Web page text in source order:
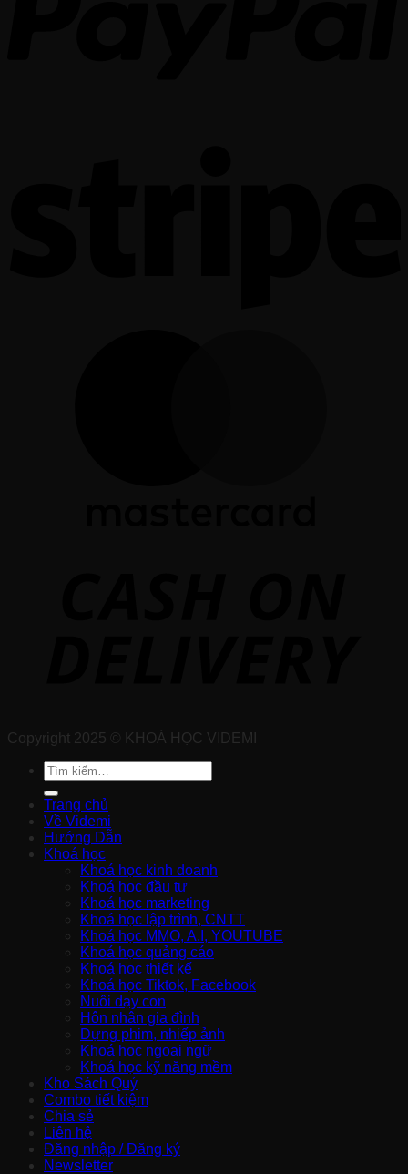
Copyright 2025 © KHOÁ HỌC VIDEMI
Tìm
kiếm:
Trang chủ
Về Videmi
Hướng Dẫn
Khoá học
Khoá học kinh doanh
Khoá học đầu tư
Khoá học marketing
Khoá học lập trình, CNTT
Khoá học MMO, A.I, YOUTUBE
Khoá học quảng cáo
Khoá học thiết kế
Khoá học Tiktok, Facebook
Nuôi dạy con
Hôn nhân gia đình
Dựng phim, nhiếp ảnh
Khoá học ngoại ngữ
Khoá học kỹ năng mềm
Kho Sách Quý
Combo tiết kiệm
Chia sẻ
Liên hệ
Đăng nhập / Đăng ký
Newsletter